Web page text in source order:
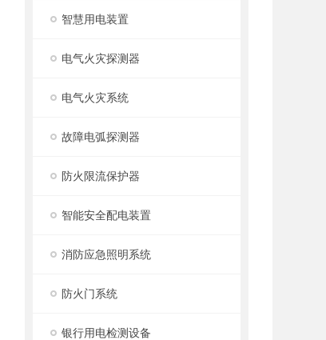
智慧用电装置
电气火灾探测器
电气火灾系统
故障电弧探测器
防火限流保护器
智能安全配电装置
消防应急照明系统
防火门系统
银行用电检测设备